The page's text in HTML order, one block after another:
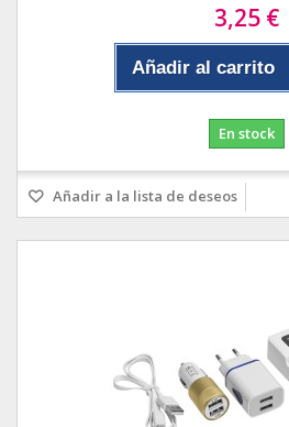
3,25 €
Añadir al carrito
En stock
Añadir a la lista de deseos